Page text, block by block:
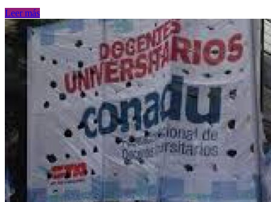
Leer más